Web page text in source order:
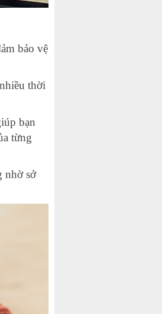
bảo vệ
thời
bạn
từng
nhờ sở